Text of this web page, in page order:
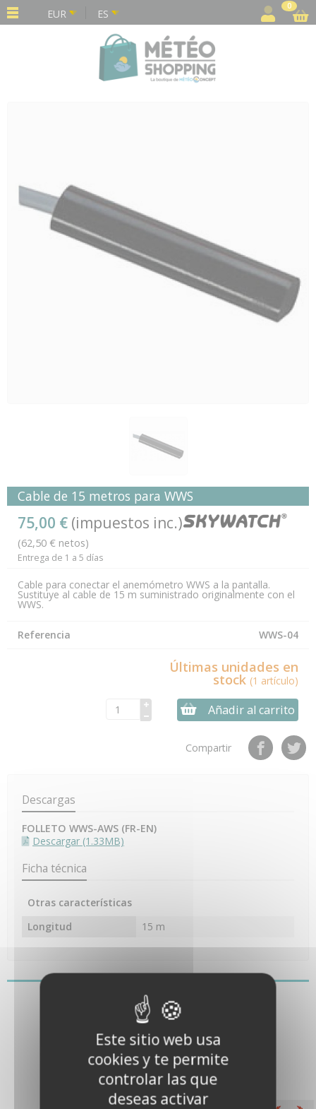
EUR ES
0
Cable de 15 metros para WWS
75,00 € (impuestos inc.)
(62,50 € netos)
Entrega de 1 a 5 días
Cable para conectar el anemómetro WWS a la pantalla.
Sustituye al cable de 15 m suministrado originalmente con el
WWS.
Referencia WWS-04
Últimas unidades en
stock (1 artículo)
Añadir al carrito
Compartir
Descargas
FOLLETO WWS-AWS (FR-EN)
Descargar (1.33MB)
Ficha técnica
Otras características
Longitud
15 m
También le puede gustar
Panel de gestión de cookies
Este sitio web usa
cookies y te permite
controlar las que
deseas activar